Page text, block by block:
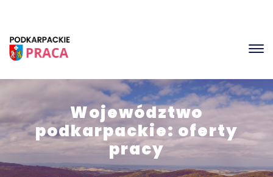
Województwo
podkarpackie: oferty
pracy